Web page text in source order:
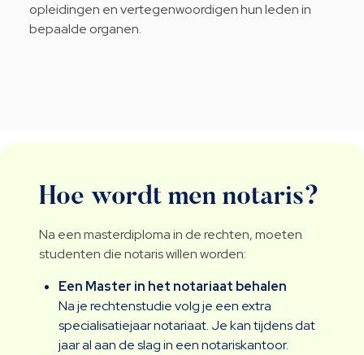
opleidingen en vertegenwoordigen hun leden in
bepaalde organen.
Hoe wordt men notaris?
Na een masterdiploma in de rechten, moeten
studenten die notaris willen worden:
Een Master in het notariaat behalen
Na je rechtenstudie volg je een extra
specialisatiejaar notariaat. Je kan tijdens dat
jaar al aan de slag in een notariskantoor.